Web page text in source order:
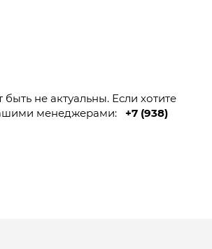
не актуальны. Если хотите
менеджерами:
+7 (938)